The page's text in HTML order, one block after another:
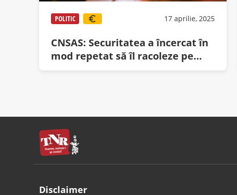
POLITIC 17 aprilie, 2025
CNSAS: Securitatea a încercat în
mod repetat să îl racoleze pe
Crin, dar acesta dormea
Disclaimer